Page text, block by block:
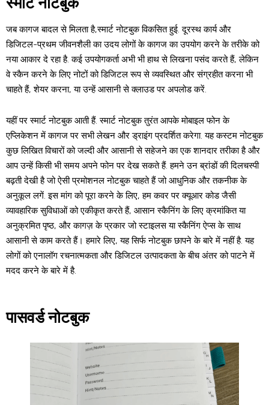
जब कागज बादल से मिलता है,स्मार्ट नोटबुक विकसित हुई. दूरस्थ कार्य और
डिजिटल-प्रथम जीवनशैली का उदय लोगों के कागज का उपयोग करने के तरीके को
नया आकार दे रहा है. कई उपयोगकर्ता अभी भी हाथ से लिखना पसंद करते हैं, लेकिन
वे स्कैन करने के लिए नोटों को डिजिटल रूप से व्यवस्थित और संग्रहीत करना भी
चाहते हैं, शेयर करना, या उन्हें आसानी से क्लाउड पर अपलोड करें.
यहीं पर स्मार्ट नोटबुक आती हैं. स्मार्ट नोटबुक तुरंत आपके मोबाइल फोन के
एप्लिकेशन में कागज पर सभी लेखन और ड्राइंग प्रदर्शित करेगा. यह कस्टम नोटबुक
कुछ लिखित विचारों को जल्दी और आसानी से सहेजने का एक शानदार तरीका है और
आप उन्हें किसी भी समय अपने फोन पर देख सकते हैं. हमने उन ब्रांडों की दिलचस्पी
बढ़ती देखी है जो ऐसी प्रमोशनल नोटबुक चाहते हैं जो आधुनिक और तकनीक के
अनुकूल लगें. इस मांग को पूरा करने के लिए, हम कवर पर क्यूआर कोड जैसी
व्यावहारिक सुविधाओं को एकीकृत करते हैं, आसान स्कैनिंग के लिए क्रमांकित या
अनुक्रमित पृष्ठ, और कागज़ के प्रकार जो स्टाइलस या स्कैनिंग ऐप्स के साथ
आसानी से काम करते हैं। हमारे लिए, यह सिर्फ नोटबुक छापने के बारे में नहीं है. यह
लोगों को एनालॉग रचनात्मकता और डिजिटल उत्पादकता के बीच अंतर को पाटने में
मदद करने के बारे में है.
पासवर्ड नोटबुक